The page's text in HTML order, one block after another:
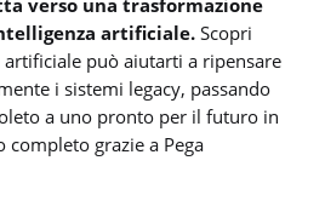
verso una trasformazione
artificiale. Scopri
può aiutarti a ripensare
i sistemi legacy, passando
a uno pronto per il futuro in
completo grazie a Pega